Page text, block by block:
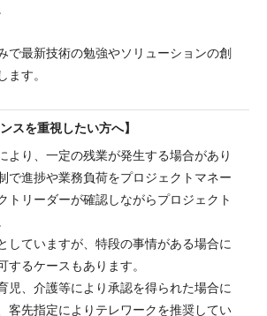
で最新技術の勉強やソリューションの創
ます。
スを重視したい方へ
より、一定の残業が発生する場合があり
で進捗や業務負荷をプロジェクトマネー
トリーダーが確認しながらプロジェクト
していますが、特段の事情がある場合に
するケースもあります。
児、介護等により承認を得られた場合に
客先指定によりテレワークを推奨してい